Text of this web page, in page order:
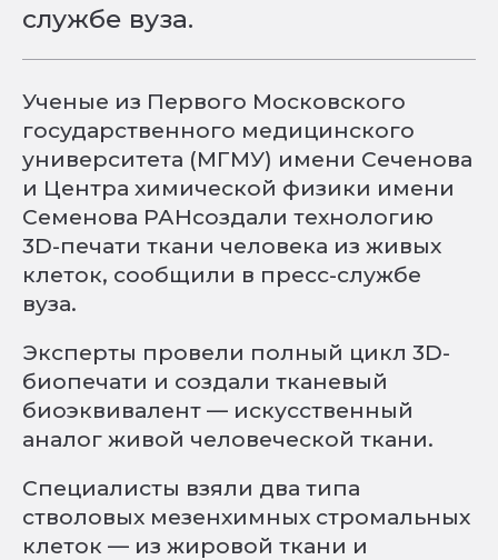
службе вуза.
Ученые из Первого Московского
государственного медицинского
университета (МГМУ) имени Сеченова
и Центра химической физики имени
Семенова РАНсоздали технологию
3D-печати ткани человека из живых
клеток, сообщили в пресс-службе
вуза.
Эксперты провели полный цикл 3D-
биопечати и создали тканевый
биоэквивалент — искусственный
аналог живой человеческой ткани.
Специалисты взяли два типа
стволовых мезенхимных стромальных
клеток — из жировой ткани и